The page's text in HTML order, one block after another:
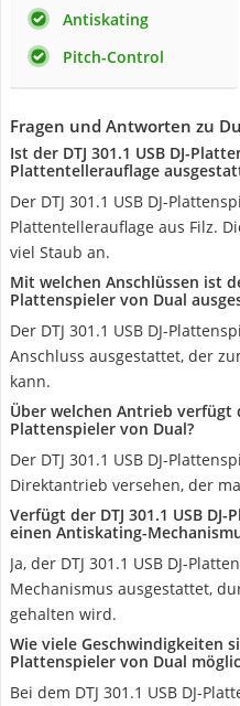
Antiskating
Pitch-Control
Fragen und Antworten zu
Ist der DTJ 301.1 USB DJ-
Plattentellerauflage
Der DTJ 301.1 USB DJ-
Plattentellerauflage aus Filz.
viel Staub an.
Mit welchen Anschlüssen ist
Plattenspieler von Dual
Der DTJ 301.1 USB DJ-
Anschluss ausgestattet, der
kann.
Über welchen Antrieb verfügt
Plattenspieler von Dual?
Der DTJ 301.1 USB DJ-
Direktantrieb versehen, der
Verfügt der DTJ 301.1 USB
einen Antiskating-
Ja, der DTJ 301.1 USB DJ-
Mechanismus ausgestattet,
gehalten wird.
Wie viele Geschwindigkeiten
Plattenspieler von Dual
Bei dem DTJ 301.1 USB DJ-